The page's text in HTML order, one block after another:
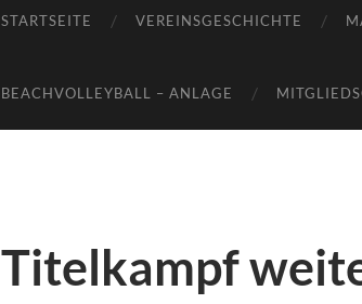
STARTSEITE VEREINSGESCHICHTE
BEACHVOLLEYBALL – ANLAGE
Titelkampf